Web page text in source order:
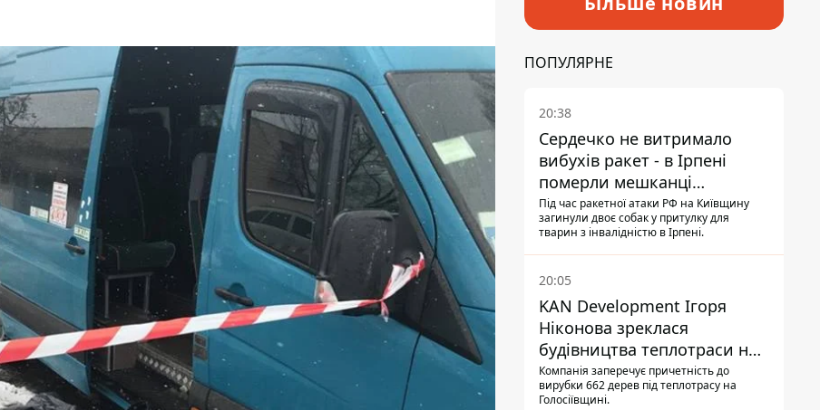
ПОПУЛЯРНЕ
20:38
Сердечко не витримало
вибухів ракет - в Ірпені
померли мешканці
притулку для собак з
інвалідністю
Під час ракетної атаки РФ на Київщину
загинули двоє собак у притулку для
тварин з інвалідністю в Ірпені.
20:05
KAN Development Ігоря
Ніконова зреклася
будівництва теплотраси на
Теремках
Компанія заперечує причетність до
вирубки 662 дерев під теплотрасу на
Голосіївщині.